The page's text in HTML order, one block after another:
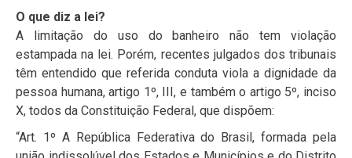
O que diz a lei?
A limitação do uso do banheiro não tem violação
estampada na lei. Porém, recentes julgados dos tribunais
têm entendido que referida conduta viola a dignidade da
pessoa humana, artigo 1º, III, e também o artigo 5º, inciso
X, todos da Constituição Federal, que dispõem:
“Art. 1º A República Federativa do Brasil, formada pela